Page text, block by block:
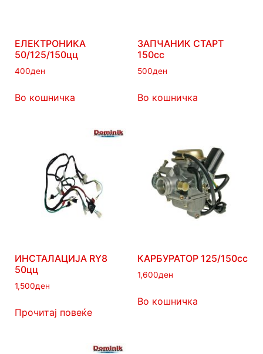
ЕЛЕКТРОНИКА
50/125/150цц
400ден
Во кошничка
ЗАПЧАНИК СТАРТ
150сс
500ден
Во кошничка
ИНСТАЛАЦИЈА RY8
50цц
1,500ден
Прочитај повеќе
КАРБУРАТОР 125/150сс
1,600ден
Во кошничка